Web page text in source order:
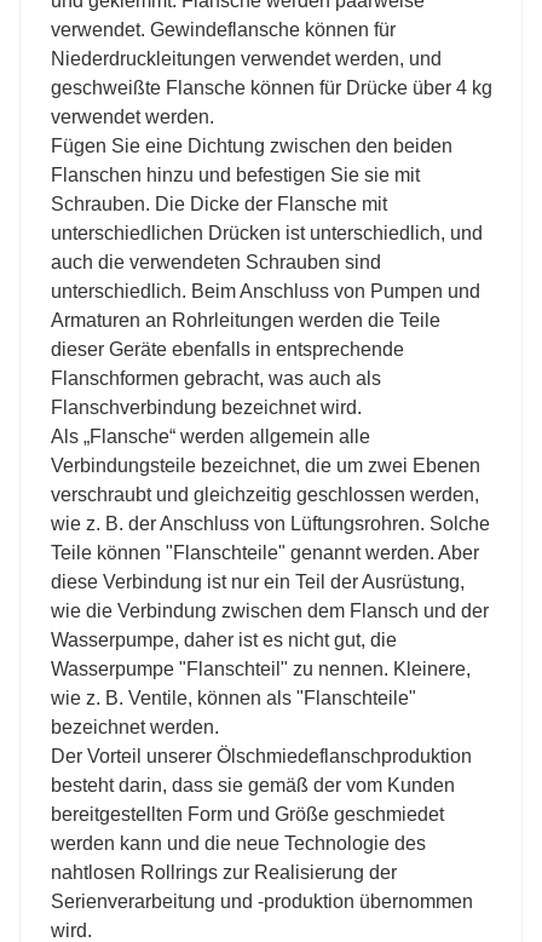
verwendet. Gewindeflansche können für
Niederdruckleitungen verwendet werden, und
geschweißte Flansche können für Drücke über 4 kg
verwendet werden.
Fügen Sie eine Dichtung zwischen den beiden
Flanschen hinzu und befestigen Sie sie mit
Schrauben. Die Dicke der Flansche mit
unterschiedlichen Drücken ist unterschiedlich, und
auch die verwendeten Schrauben sind
unterschiedlich. Beim Anschluss von Pumpen und
Armaturen an Rohrleitungen werden die Teile
dieser Geräte ebenfalls in entsprechende
Flanschformen gebracht, was auch als
Flanschverbindung bezeichnet wird.
Als „Flansche“ werden allgemein alle
Verbindungsteile bezeichnet, die um zwei Ebenen
verschraubt und gleichzeitig geschlossen werden,
wie z. B. der Anschluss von Lüftungsrohren. Solche
Teile können "Flanschteile" genannt werden. Aber
diese Verbindung ist nur ein Teil der Ausrüstung,
wie die Verbindung zwischen dem Flansch und der
Wasserpumpe, daher ist es nicht gut, die
Wasserpumpe "Flanschteil" zu nennen. Kleinere,
wie z. B. Ventile, können als "Flanschteile"
bezeichnet werden.
Der Vorteil unserer Ölschmiedeflanschproduktion
besteht darin, dass sie gemäß der vom Kunden
bereitgestellten Form und Größe geschmiedet
werden kann und die neue Technologie des
nahtlosen Rollrings zur Realisierung der
Serienverarbeitung und -produktion übernommen
wird.